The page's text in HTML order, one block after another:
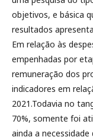
objetivos, e básica
resultados
Em relação às
empenhadas por
remuneração dos
indicadores em
2021.Todavia no
70%, somente foi
ainda a